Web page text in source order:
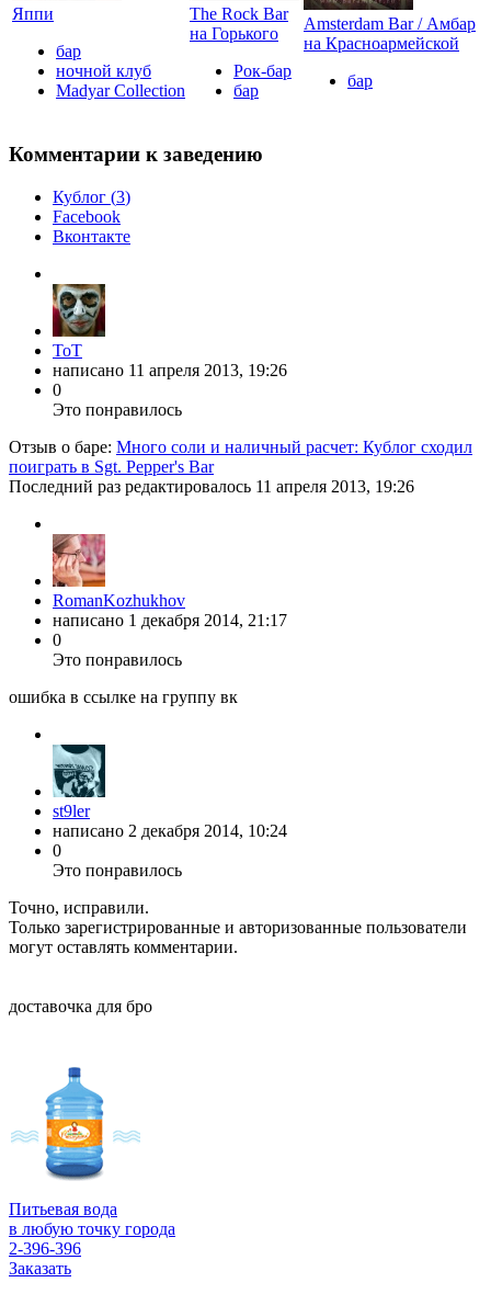
Яппи
бар
ночной клуб
Madyar Collection
The Rock Bar
на Горького
Рок-бар
бар
Amsterdam Bar / Амбар
на Красноармейской
бар
Комментарии к заведению
Кублог (3)
Facebook
Вконтакте
ToT
написано 11 апреля 2013, 19:26
0
Это понравилось
Отзыв о баре: Много соли и наличный расчет: Кублог сходил
поиграть в Sgt. Pepper's Bar
Последний раз редактировалось 11 апреля 2013, 19:26
RomanKozhukhov
написано 1 декабря 2014, 21:17
0
Это понравилось
ошибка в ссылке на группу вк
st9ler
написано 2 декабря 2014, 10:24
0
Это понравилось
Точно, исправили.
Только зарегистрированные и авторизованные пользователи
могут оставлять комментарии.
доставочка для бро
Питьевая вода
в любую точку города
2-396-396
Заказать